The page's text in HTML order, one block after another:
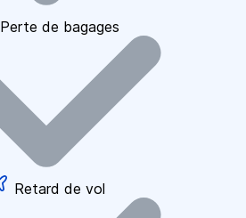
Perte de bagages
Retard de vol